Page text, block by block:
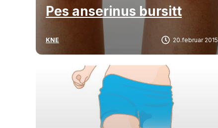
Pes anserinus bursitt
KNE 20.februar 2015